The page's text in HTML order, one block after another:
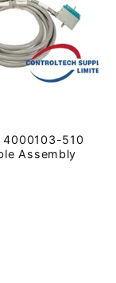
4000103-510
Assembly